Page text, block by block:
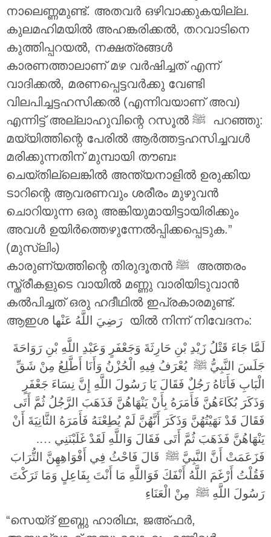
നാലെണ്ണമുണ്ട്. അതവർ ഒഴിവാക്കുകയില്ല.
കുലമഹിമയിൽ അഹങ്കരിക്കൽ, തറവാടിനെ
കുത്തിപ്പറയൽ, നക്ഷത്രങ്ങൾ
കാരണത്താലാണ് മഴ വർഷിച്ചത് എന്ന്
വാദിക്കൽ, മരണപ്പെട്ടവർക്കു വേണ്ടി
വിലപിച്ചട്ടഹസിക്കൽ (എന്നിവയാണ് അവ)
എന്നിട്ട് അല്ലാഹുവിന്റെ റസൂൽ ‎ﷺ പറഞ്ഞു:
മയ്യിത്തിന്റെ പേരിൽ ആർത്തട്ടഹസിച്ചവൾ
മരിക്കുന്നതിന് മുമ്പായി തൗബഃ
ചെയ്തില്ലെങ്കിൽ അന്ത്യനാളിൽ ഉരുക്കിയ
ടാറിന്റെ ആവരണവും ശരീരം മുഴുവൻ
ചൊറിയുന്ന ഒരു അങ്കിയുമായിട്ടായിരിക്കും
അവൾ ഉയിർത്തെഴുന്നേൽപ്പിക്കപ്പെടുക.”
(മുസ്‌ലിം)
കാരുണ്യത്തിന്റെ തിരുദൂതൻ ‎ﷺ അത്തരം
സ്ത്രീകളുടെ വായിൽ മണ്ണു വാരിയിടുവാൻ
കൽപിച്ചത് ഒരു ഹദീഥിൽ ഇപ്രകാരമുണ്ട്.
ആഇശ
യിൽ നിന്ന് നിവേദനം:
لَمَّا جَاءَ قَتْلُ زَيْدِ بْنِ حَارِثَةَ وَجَعْفَرٍ وَعَبْدِ اللَّهِ بْنِ رَوَاحَةَ
جَلَسَ النَّبِيُّ ‎ﷺ يُعْرَفُ فِيهِ الْحُزْنُ وَأَنَا أَطَّلِعُ مِنْ شَقِّ
الْبَابِ فَأَتَاهُ رَجُلٌ فَقَالَ يَا رَسُولَ اللَّهِ إِنَّ نِسَاءَ جَعْفَرٍ
وَذَكَرَ بُكَاءَهُنَّ فَأَمَرَهُ بِأَنْ يَنْهَاهُنَّ فَذَهَبَ الرَّجُلُ ثُمَّ أَتَى
فَقَالَ قَدْ نَهَيْتُهُنَّ وَذَكَرَ أَنَّهُنَّ لَمْ يُطِعْنَهُ فَأَمَرَهُ الثَّانِيَةَ أَنْ
يَنْهَاهُنَّ فَذَهَبَ ثُمَّ أَتَى فَقَالَ وَاللَّهِ لَقَدْ غَلَبْنَنِي ….
فَزَعَمَتْ أَنَّ النَّبِيَّ ‎ﷺ قَالَ فَاحْثُ فِي أَفْوَاهِهِنَّ التُّرَابَ
فَقُلْتُ أَرْغَمَ اللَّهُ أَنْفَكَ فَوَاللَّهِ مَا أَنْتَ بِفَاعِلٍ وَمَا تَرَكْتَ
رَسُولَ اللَّهِ ‎ﷺ مِنْ الْعَنَاءِ
“സെയ്ദ് ഇബ്നു ഹാരിഥഃ, ജഅ്ഫർ,